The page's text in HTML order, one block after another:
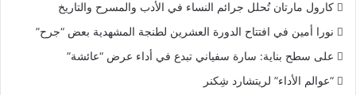
كارول مارتان تُحلل جرائم النساء في الأدب والمسرح والتاريخ
نورا أمين في افتتاح الدورة العشرين لطنجة المشهدية بعض “جرح”
على سطح بناية: سارة سفياني تبدع في أداء عرض “عائشة”
“عوالم الأداء” لريتشارد شِكنر